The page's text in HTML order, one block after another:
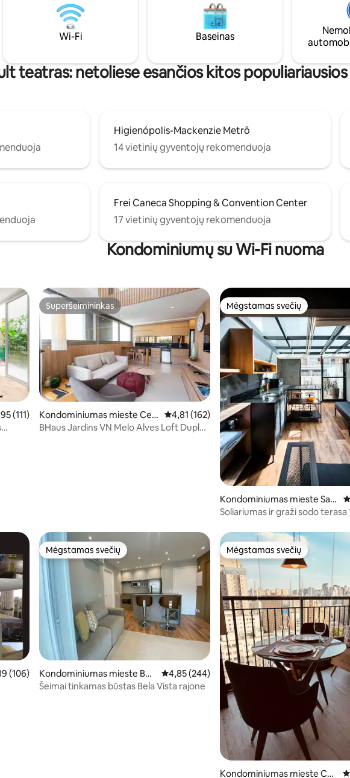
o
specialistams ar mažoms šeimoms,
ieškančioms komforto, patogumo ir
vieno iš geriausių vaizdų mieste.
kultūros centrai, restoranai,
ir būtiniausios paslaugos.
prieigą prie viešojo transporto.
Wi-Fi Baseinas
teatras: netoliese esančios kitos
Higienópolis-Mackenzie Metrô
14 vietinių gyventojų rekomenduoja
Frei Caneca Shopping & Convention Center
17 vietinių gyventojų rekomenduoja
Kondominiumų su Wi-Fi nuoma
įvertinimas: 4,95 iš 5, atsiliepimų: 111
(111)
Superšeimininkas
Superšeimininkas
Kondominiumas mieste Cer
queira César
Vidutinis įvertinimas: 4,81 iš 5, atsiliepimų: 162
4,81 (162)
BHaus Jardins VN Melo Alves Loft Duplex
Mėgstamas svečių
Mėgstamas svečių
Kondominiumas mieste San
Paulas
Soliariumas ir graži sodo terasa
įvertinimas: 4,89 iš 5, atsiliepimų: 106
(106)
Mėgstamas svečių
Mėgstamas svečių
Kondominiumas mieste Bel
a Vista
Vidutinis įvertinimas: 4,85 iš 5, atsiliepimų: 244
4,85 (244)
Šeimai tinkamas būstas Bela Vista rajone
Mėgstamas svečių
Mėgstamas svečių
Kondominiumas mieste Con